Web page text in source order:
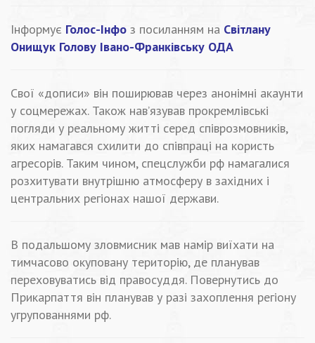
Інформує Голос-Інфо з посиланням на Світлану
Онищук Голову Івано-Франківську ОДА
Свої «дописи» він поширював через анонімні акаунти
у соцмережах. Також нав’язував прокремлівські
погляди у реальному житті серед співрозмовників,
яких намагався схилити до співпраці на користь
агресорів. Таким чином, спецслужби рф намагалися
розхитувати внутрішню атмосферу в західних і
центральних регіонах нашої держави.
В подальшому зловмисник мав намір виїхати на
тимчасово окуповану територію, де планував
переховуватись від правосуддя. Повернутись до
Прикарпаття він планував у разі захоплення регіону
угрупованнями рф.